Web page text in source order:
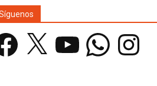
YouTube WhatsAppInstagram